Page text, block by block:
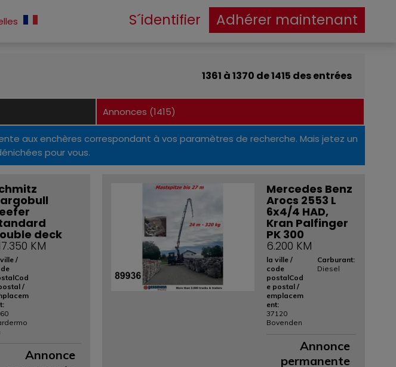
S´identifier Adhérer maintenant
1361 à 1370 de 1415 des entrées
Annonces (1415)
aux enchères correspondant à vos paramètres de recherche. Mais jetez un
pour vous.
deck
KM
/
/
Annonce
Mercedes Benz
Arocs 2553 L
6x4/4 HAD,
Kran Palfinger
PK 300
6.200 KM
la ville /
code
postalCod
e postal /
emplacem
ent:
37120
Bovenden
Carburant:
Diesel
Annonce
permanente